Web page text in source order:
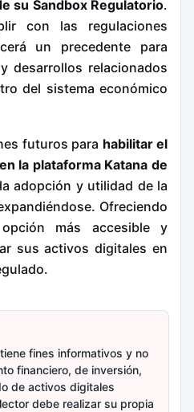
su Sandbox Regulatorio.
con las regulaciones
un precedente para
desarrollos relacionados
del sistema económico
futuros para habilitar el
la plataforma Katana de
adopción y utilidad de la
Ofreciendo
más accesible y
sus activos digitales en
fines informativos y no
financiero, de inversión,
de activos digitales
debe realizar su propia